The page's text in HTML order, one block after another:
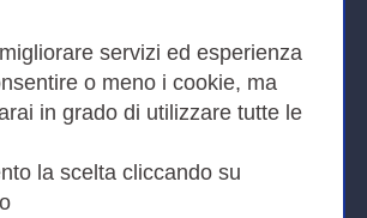
servizi ed esperienza
o meno i cookie, ma
in grado di utilizzare tutte le
la scelta cliccando su
trasparente